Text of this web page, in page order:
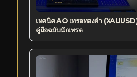
เทคนิค AO เทรดทองคำ
คู่มือฉบับนักเทรด